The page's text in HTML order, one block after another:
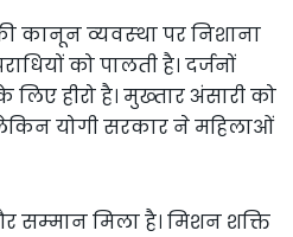
कानून व्‍यवस्‍था पर निशाना
को पालती है। दर्जनों
हीरो है। मुख्‍तार अंसारी को
योगी सरकार ने महिलाओं
सम्‍मान मिला है। मिशन शक्ति